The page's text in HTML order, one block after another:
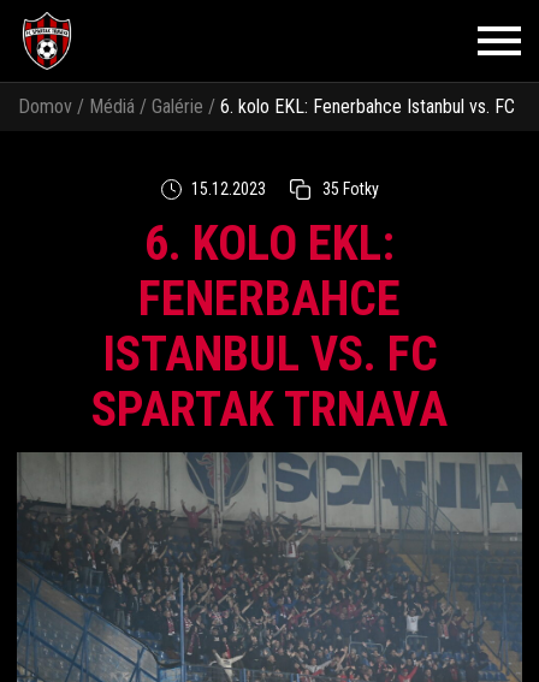
Domov / Médiá / Galérie / 6. kolo EKL: Fenerbahce Istanbul vs. FC
15.12.2023 35 Fotky
6. KOLO EKL:
FENERBAHCE
ISTANBUL VS. FC
SPARTAK TRNAVA